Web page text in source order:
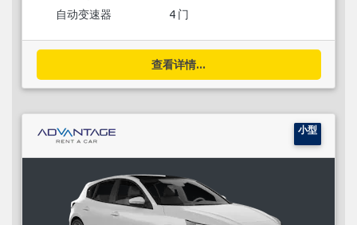
自动变速器 4 门
查看详情...
小型